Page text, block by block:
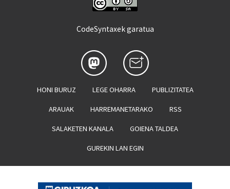
CodeSyntaxek garatua
HONI BURUZ LEGE OHARRA PUBLIZITATEA
ARAUAK HARREMANETARAKO RSS
SALAKETEN KANALA GOIENA TALDEA
GUREKIN LAN EGIN